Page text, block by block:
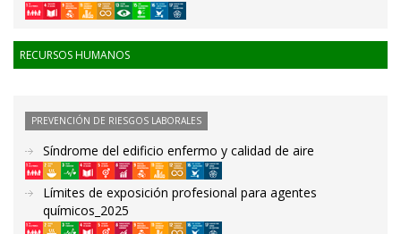
RECURSOS HUMANOS
PREVENCIÓN DE RIESGOS LABORALES
Síndrome del edificio enfermo y calidad de aire
Límites de exposición profesional para agentes
químicos_2025